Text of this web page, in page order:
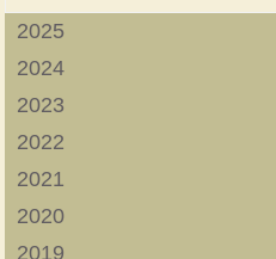
2025
2024
2023
2022
2021
2020
2019